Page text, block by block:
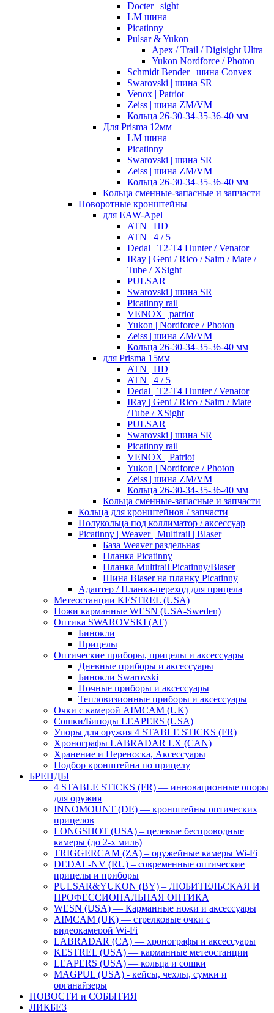
Docter | sight
LM шина
Picatinny
Pulsar & Yukon
Apex / Trail / Digisight Ultra
Yukon Nordforce / Photon
Schmidt Bender | шина Convex
Swarovski | шина SR
Venox | Patriot
Zeiss | шина ZM/VM
Кольца 26-30-34-35-36-40 мм
Для Prisma 12мм
LM шина
Picatinny
Swarovski | шина SR
Zeiss | шина ZM/VM
Кольца 26-30-34-35-36-40 мм
Кольца сменные-запасные и запчасти
Поворотные кронштейны
для EAW-Apel
ATN | HD
ATN | 4 / 5
Dedal | T2-T4 Hunter / Venator
IRay | Geni / Rico / Saim / Mate /
Tube / XSight
PULSAR
Swarovski | шина SR
Picatinny rail
VENOX | patriot
Yukon | Nordforce / Photon
Zeiss | шина ZM/VM
Кольца 26-30-34-35-36-40 мм
для Prisma 15мм
ATN | HD
ATN | 4 / 5
Dedal | T2-T4 Hunter / Venator
IRay | Geni / Rico / Saim / Mate
/Tube / XSight
PULSAR
Swarovski | шина SR
Picatinny rail
VENOX | Patriot
Yukon | Nordforce / Photon
Zeiss | шина ZM/VM
Кольца 26-30-34-35-36-40 мм
Кольца сменные-запасные и запчасти
Кольца для кронштейнов / запчасти
Полукольца под коллиматор / аксессуар
Picatinny | Weaver | Multirail | Blaser
База Weaver раздельная
Планка Picatinny
Планка Multirail Picatinny/Blaser
Шина Blaser на планку Picatinny
Адаптер / Планка-переход для прицела
Метеостанции KESTREL (USA)
Ножи карманные WESN (USA-Sweden)
Оптика SWAROVSKI (AT)
Бинокли
Прицелы
Оптические приборы, прицелы и аксессуары
Дневные приборы и аксессуары
Бинокли Swarovski
Ночные приборы и аксессуары
Тепловизионные приборы и аксессуары
Очки с камерой AIMCAM (UK)
Сошки/Биподы LEAPERS (USA)
Упоры для оружия 4 STABLE STICKS (FR)
Хронографы LABRADAR LX (CAN)
Хранение и Переноска, Аксессуары
Подбор кронштейна по прицелу
БРЕНДЫ
4 STABLE STICKS (FR) — инновационные опоры
для оружия
INNOMOUNT (DE) — кронштейны оптических
прицелов
LONGSHOT (USA) – целевые беспроводные
камеры (до 2-х миль)
TRIGGERCAM (ZA) – оружейные камеры Wi-Fi
DEDAL-NV (RU) – современные оптические
прицелы и приборы
PULSAR&YUKON (BY) – ЛЮБИТЕЛЬСКАЯ И
ПРОФЕССИОНАЛЬНАЯ ОПТИКА
WESN (USA) — Карманные ножи и аксессуары
AIMCAM (UK) — стрелковые очки с
видеокамерой Wi-Fi
LABRADAR (CA) — хронографы и аксессуары
KESTREL (USA) — карманные метеостанции
LEAPERS (USA) — кольца и сошки
MAGPUL (USA) - кейсы, чехлы, сумки и
органайзеры
НОВОСТИ и СОБЫТИЯ
ЛИКБЕЗ